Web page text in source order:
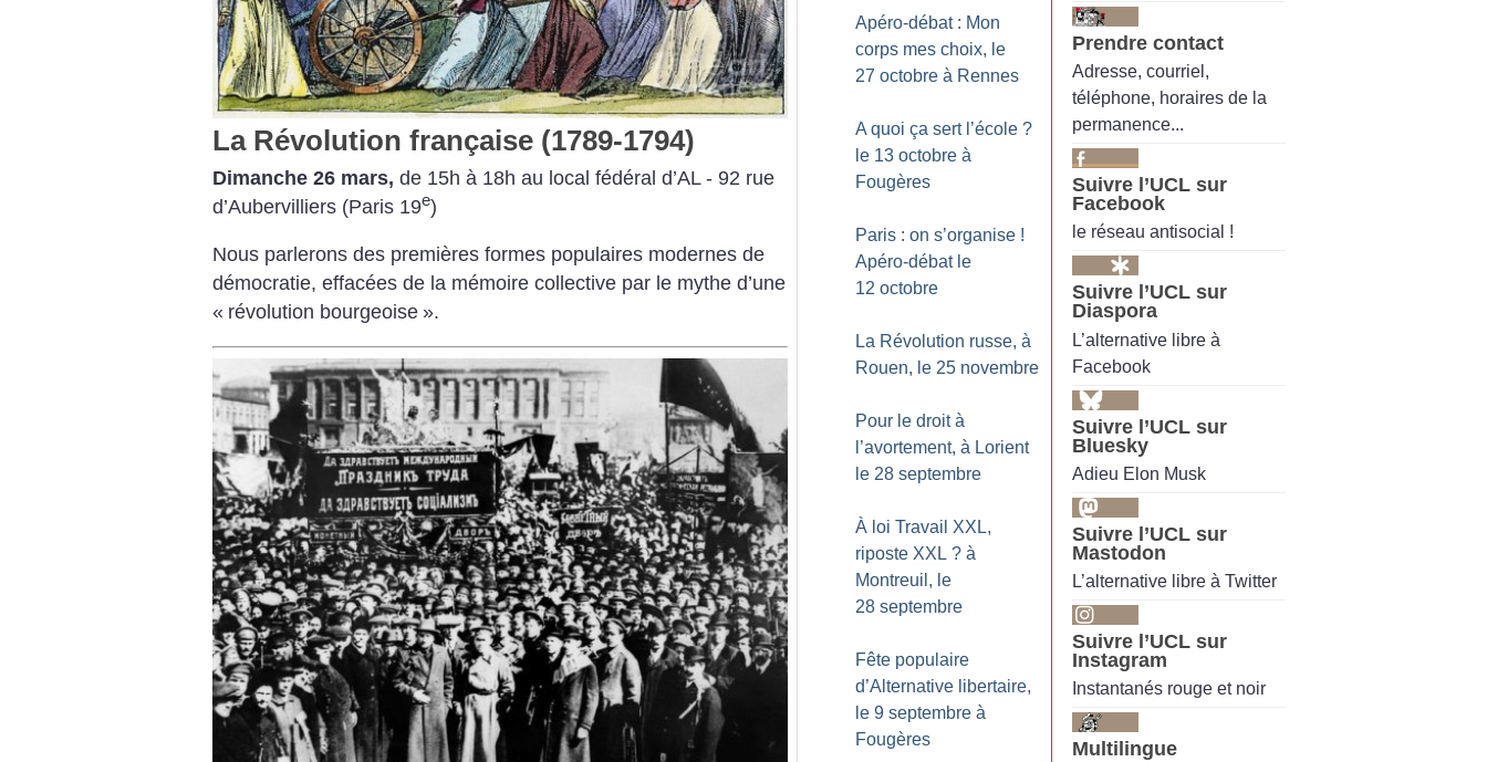
La Révolution française (1789-1794)
Dimanche 26 mars, de 15h à 18h au local fédéral d’AL - 92 rue
d’Aubervilliers (Paris 19e)
Nous parlerons des premières formes populaires modernes de
démocratie, effacées de la mémoire collective par le mythe d’une
« révolution bourgeoise ».
Apéro-débat : Mon
corps mes choix, le
27 octobre à Rennes
A quoi ça sert l’école ?
le 13 octobre à
Fougères
Paris : on s’organise !
Apéro-débat le
12 octobre
La Révolution russe, à
Rouen, le 25 novembre
Pour le droit à
l’avortement, à Lorient
le 28 septembre
À loi Travail XXL,
riposte XXL ? à
Montreuil, le
28 septembre
Fête populaire
d’Alternative libertaire,
le 9 septembre à
Fougères
Prendre contact
Adresse, courriel,
téléphone, horaires de la
permanence...
Suivre l’UCL sur
Facebook
le réseau antisocial !
Suivre l’UCL sur
Diaspora
L’alternative libre à
Facebook
Suivre l’UCL sur
Bluesky
Adieu Elon Musk
Suivre l’UCL sur
Mastodon
L’alternative libre à Twitter
Suivre l’UCL sur
Instagram
Instantanés rouge et noir
Multilingue